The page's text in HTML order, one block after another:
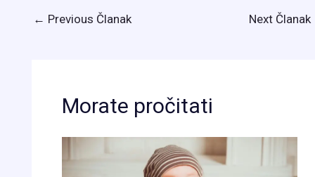
← Previous Članak Next Članak
Morate pročitati